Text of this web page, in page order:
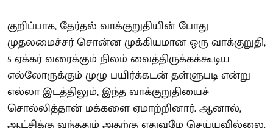
குறிப்பாக, தேர்தல் வாக்குறுதியின் போது
முதலமைச்சர் சொன்ன முக்கியமான ஒரு வாக்குறுதி,
5 ஏக்கர் வரைக்கும் நிலம் வைத்திருக்கக்கூடிய
எல்லோருக்கும் முழு பயிர்க்கடன் தள்ளுபடி என்று
எல்லா இடத்திலும், இந்த வாக்குறுதியைச்
சொல்லித்தான் மக்களை ஏமாற்றினார். ஆனால்,